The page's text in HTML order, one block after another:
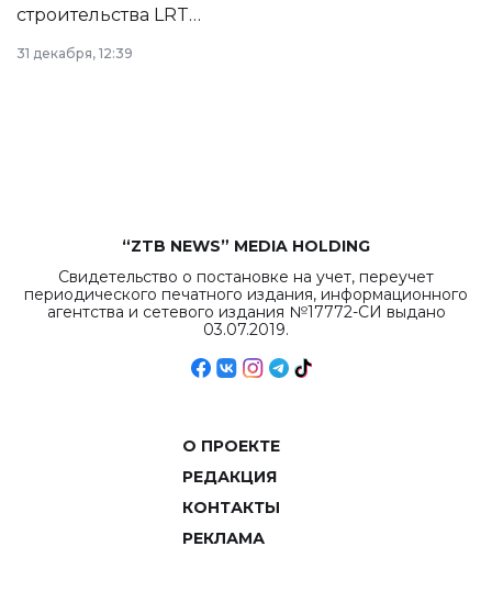
строительства LRT
в Астане из
республиканского
31 декабря, 12:39
“ZTB NEWS” MEDIA HOLDING
Свидетельство о постановке на учет, переучет
периодического печатного издания, информационного
агентства и сетевого издания №17772-СИ выдано
03.07.2019.
О ПРОЕКТЕ
РЕДАКЦИЯ
КОНТАКТЫ
РЕКЛАМА